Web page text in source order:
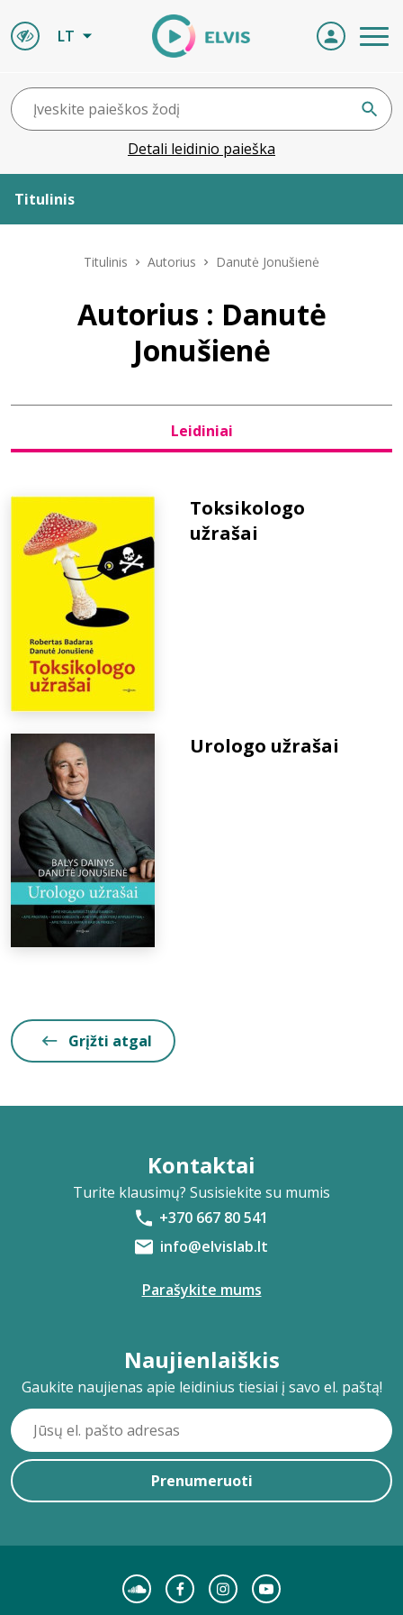
LT
Detali leidinio paieška
Titulinis
Naujienos
Bibliotekoms
D.U.K.
Titulinis Autorius Danutė Jonušienė
Autorius : Danutė
Jonušienė
Leidiniai
Toksikologo
užrašai
Urologo užrašai
Grįžti atgal
Kontaktai
Turite klausimų? Susisiekite su mumis
+370 667 80 541
info@elvislab.lt
Parašykite mums
Naujienlaiškis
Gaukite naujienas apie leidinius tiesiai į savo el. paštą!
Prenumeruoti